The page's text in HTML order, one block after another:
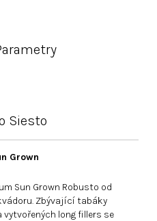
Siesto
Grown
Sun Grown Robusto od
Zbývající tabáky
long fillers se